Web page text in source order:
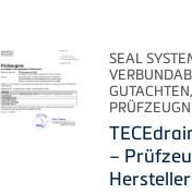
SEAL
–
Hersteller